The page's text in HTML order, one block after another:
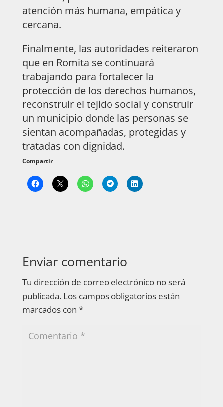
atención más humana, empática y
cercana.
Finalmente, las autoridades reiteraron
que en Romita se continuará
trabajando para fortalecer la
protección de los derechos humanos,
reconstruir el tejido social y construir
un municipio donde las personas se
sientan acompañadas, protegidas y
tratadas con dignidad.
Compartir
Enviar comentario
Tu dirección de correo electrónico no será
publicada. Los campos obligatorios están
marcados con *